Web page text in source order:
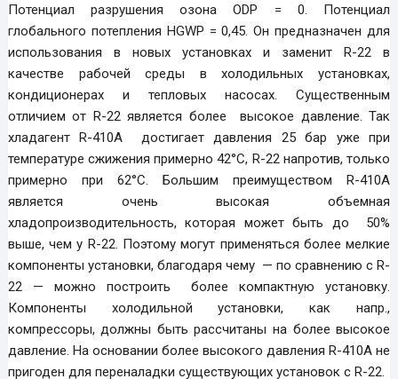
Потенциал разрушения озона ODP = 0. Потенциал
глобального потепления HGWP = 0,45. Он предназначен для
использования в новых установках и заменит R-22 в
качестве рабочей среды в холодильных установках,
кондиционерах и тепловых насосах. Существенным
отличием от R-22 является более высокое давление. Так
хладагент R-410А достигает давления 25 бар уже при
температуре сжижения примерно 42°C, R-22 напротив, только
примерно при 62°C. Большим преимуществом R-410A
является очень высокая объемная
хладопроизводительность, которая может быть до 50%
выше, чем у R-22. Поэтому могут применяться более мелкие
компоненты установки, благодаря чему — по сравнению с R-
22 — можно построить более компактную установку.
Компоненты холодильной установки, как напр.,
компрессоры, должны быть рассчитаны на более высокое
давление. На основании более высокого давления R-410A не
пригоден для переналадки существующих установок с R-22.